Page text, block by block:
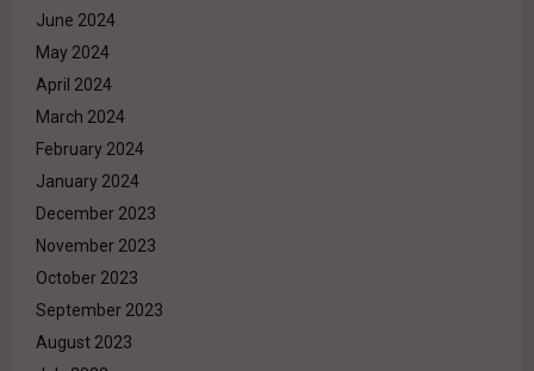
June 2024
May 2024
April 2024
March 2024
February 2024
January 2024
December 2023
November 2023
October 2023
September 2023
August 2023